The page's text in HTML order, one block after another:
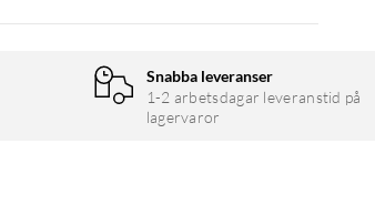
Snabba leveranser
1-2 arbetsdagar leveranstid på
lagervaror